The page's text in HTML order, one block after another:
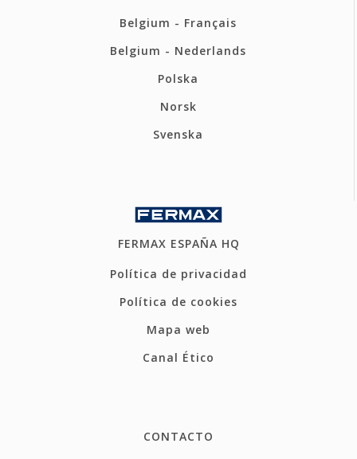
Belgium - Français
Belgium - Nederlands
Polska
Norsk
Svenska
FERMAX ESPAÑA HQ
Política de privacidad
Política de cookies
Mapa web
Canal Ético
CONTACTO